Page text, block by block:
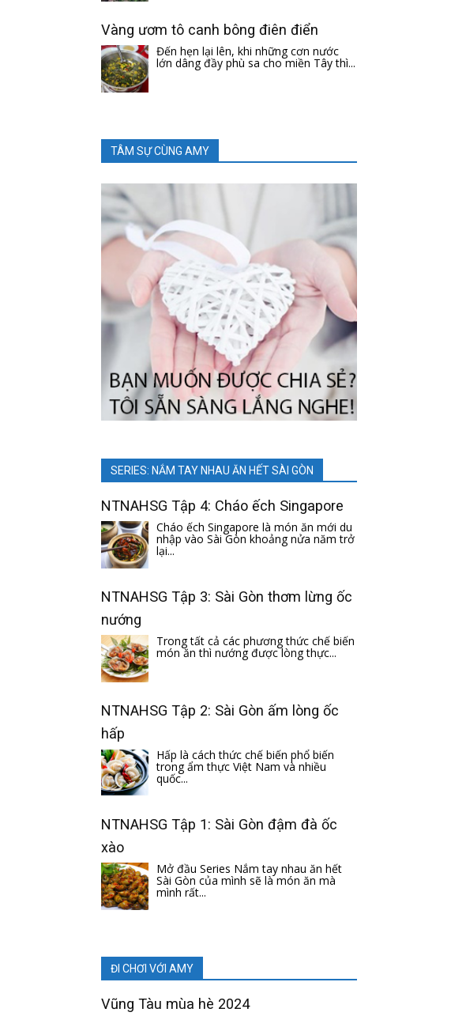
Vàng ươm tô canh bông điên điển
Đến hẹn lại lên, khi những cơn nước
lớn dâng đầy phù sa cho miền Tây thì...
TÂM SỰ CÙNG AMY
SERIES: NẮM TAY NHAU ĂN HẾT SÀI GÒN
NTNAHSG Tập 4: Cháo ếch Singapore
Cháo ếch Singapore là món ăn mới du
nhập vào Sài Gòn khoảng nửa năm trở
lại...
NTNAHSG Tập 3: Sài Gòn thơm lừng ốc
nướng
Trong tất cả các phương thức chế biến
món ăn thì nướng được lòng thực...
NTNAHSG Tập 2: Sài Gòn ấm lòng ốc
hấp
Hấp là cách thức chế biến phổ biến
trong ẩm thực Việt Nam và nhiều
quốc...
NTNAHSG Tập 1: Sài Gòn đậm đà ốc
xào
Mở đầu Series Nắm tay nhau ăn hết
Sài Gòn của mình sẽ là món ăn mà
mình rất...
ĐI CHƠI VỚI AMY
Vũng Tàu mùa hè 2024